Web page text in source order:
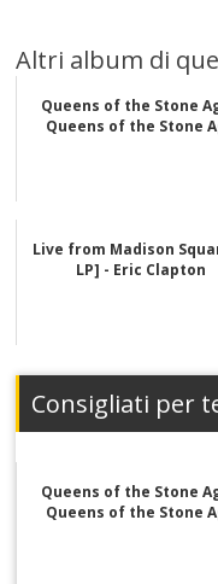
Altri album di
Queens of the Stone
Queens of the Stone
Live from Madison
LP] - Eric Clapton
Consigliati per
Queens of the Stone
Queens of the Stone